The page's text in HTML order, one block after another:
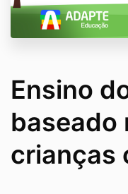
Ensino
baseado
crianças